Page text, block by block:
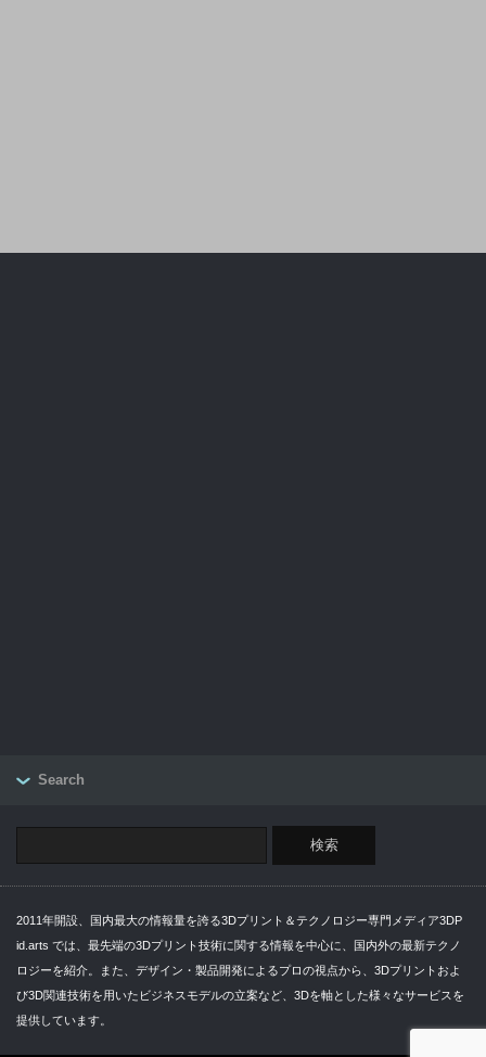
Search
2011年開設、国内最大の情報量を誇る3Dプリント＆テクノロジー専門メディア3DP
id.arts では、最先端の3Dプリント技術に関する情報を中心に、国内外の最新テクノ
ロジーを紹介。また、デザイン・製品開発によるプロの視点から、3Dプリントおよ
び3D関連技術を用いたビジネスモデルの立案など、3Dを軸とした様々なサービスを
提供しています。